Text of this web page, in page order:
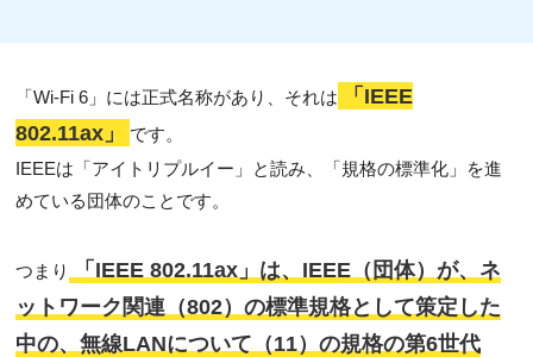
「Wi-Fi 6」には正式名称があり、それは
「IEEE
802.11ax」
です。
IEEEは「アイトリプルイー」と読み、
「規格の標準化」を進
めている団体のことです。
つまり
「IEEE 802.11ax」は、IEEE（団体）が、ネ
ットワーク関連（802）の標準規格として策定した
中の、無線LANについて（11）の規格の第6世代